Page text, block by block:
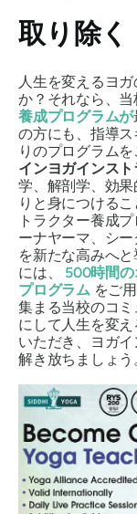
取り除く
人生を変えるヨ
か？それなら、当
養成プログラムが
の方にも、指導
りのプログラム
インヨガインス
学、解剖学、効
りと身につける
トラクター養成
ーナヤーマ、シ
を新たな高みへ
には、 500時間
プログラムをご
集まる当校のコ
にして人生を変
いただき、ヨガ
解き放ちましょう